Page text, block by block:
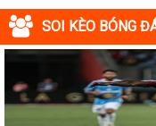
Vì vậy, đồng hành cùng
sẽ không bỏ lỡ bất kỳ
bóng siêu kinh điển tại
đây, mọi người sẽ có
thông tin liên quan đến
✓ Thời gian chính xác
SOI KÈO BÓNG